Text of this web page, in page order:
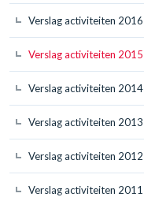
Verslag activiteiten 2016
Verslag activiteiten 2015
Verslag activiteiten 2014
Verslag activiteiten 2013
Verslag activiteiten 2012
Verslag activiteiten 2011